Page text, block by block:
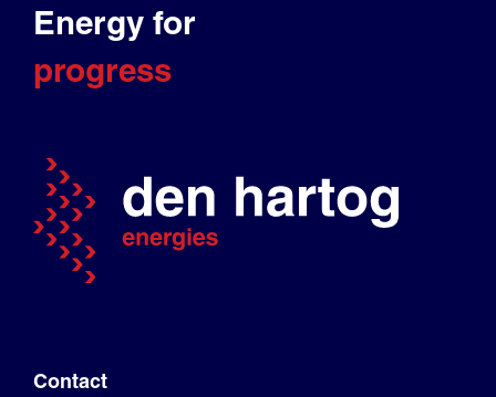
Energy for
progress
Contact